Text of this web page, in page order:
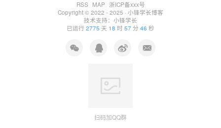
RSS MAP 浙ICP备xxx号
Copyright © 2022 - 2025 · 小锋学长博客
技术支持： 小锋学长
已运行 2775 天 18 时 57 分 46 秒
扫码加QQ群